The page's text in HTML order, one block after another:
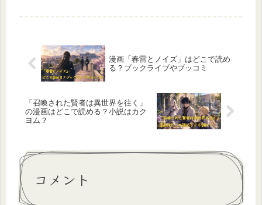
漫画「春雷とノイズ」はどこで読め
る？ブックライブやブッコミ
「召喚された賢者は異世界を往く」
の漫画はどこで読める？小説はカク
ヨム？
コメント